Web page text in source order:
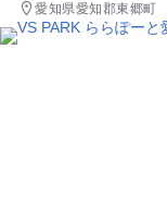
愛知県愛知郡東郷町